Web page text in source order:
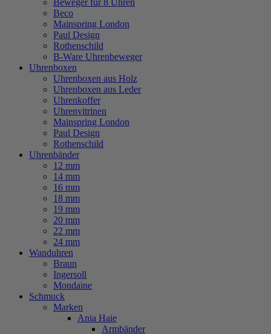
Beweger für 8 Uhren
Beco
Mainspring London
Paul Design
Rothenschild
B-Ware Uhrenbeweger
Uhrenboxen
Uhrenboxen aus Holz
Uhrenboxen aus Leder
Uhrenkoffer
Uhrenvitrinen
Mainspring London
Paul Design
Rothenschild
Uhrenbänder
12 mm
14 mm
16 mm
18 mm
19 mm
20 mm
22 mm
24 mm
Wanduhren
Braun
Ingersoll
Mondaine
Schmuck
Marken
Ania Haie
Armbänder